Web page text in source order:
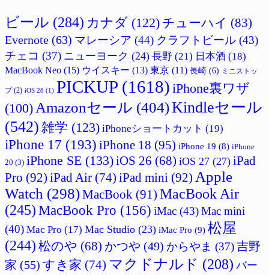
ビール (284) カナダ (122) チューハイ (83)
Evernote (63) マレーシア (44) クラフトビール (43)
チェコ (37) ニューヨーク (24) 長野 (21) 日本酒 (18)
MacBook Neo (15) ウイスキー (13) 東京 (11) 長崎 (6) ミニストッ
プ(2) iOS 28 (1) PICKUP (1618) iPhone裏ワザ
(100)Amazonセール (404)Kindleセール
(542) 雑学 (123) iPhoneショートカット (19)
iPhone 17 (193) iPhone 18 (95) iPhone 19 (8) iPhone
20 (3) iPhone SE (133)iOS 26 (68) iOS 27 (27) iPad
Pro (92) iPad Air (74) iPad mini (92) Apple
Watch (298)MacBook (91) MacBook Air
(245) MacBook Pro (156) iMac (43)Mac mini
(40) Mac Pro (17) Mac Studio (23) iMac Pro (9) 松屋
(244) 松のや (68) かつや (49) からやま (37)吉野
家 (55) すき家 (74) マクドナルド (208) バー